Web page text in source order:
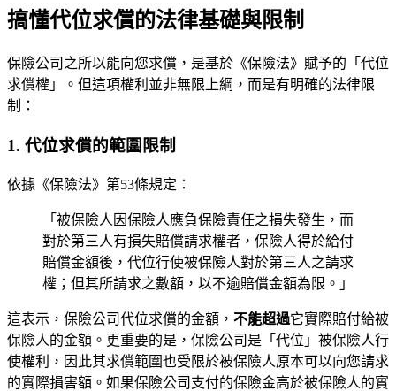
搞懂代位求償的法律基礎與限制
保險公司之所以能向您求償，是基於《保險法》賦予的「代位
求償權」。但這項權利並非無限上綱，而是有明確的法律限
制：
1. 代位求償的範圍限制
依據《保險法》第53條規定：
「被保險人因保險人應負保險責任之損失發生，而
對於第三人有損失賠償請求權者，保險人得於給付
賠償金額後，代位行使被保險人對於第三人之請求
權；但其所請求之數額，以不逾賠償金額為限。」
這表示，保險公司代位求償的金額， 不能超過它實際賠付給被
保險人的金額。更重要的是，保險公司是「代位」被保險人行
使權利，因此其求償範圍也受限於被保險人原本可以向您請求
的實際損害額。如果保險公司支付的保險金高於被保險人的實